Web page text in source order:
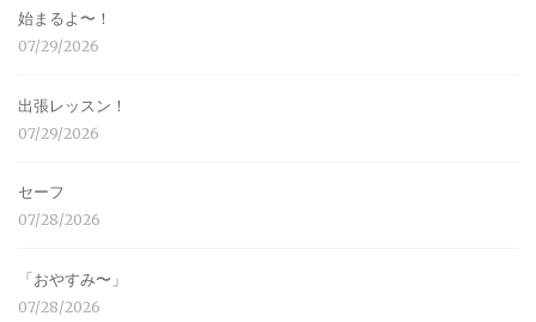
始まるよ〜！
07/29/2026
出張レッスン！
07/29/2026
セーフ
07/28/2026
「おやすみ〜」
07/28/2026